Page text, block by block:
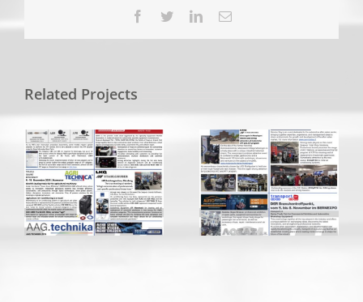
Facebook
TwitterLinkedInEmail
Related Projects